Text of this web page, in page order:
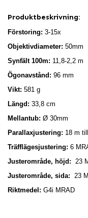
Produktbeskrivning:
Förstoring: 3-15x
Objektivdiameter: 50mm
Synfält 100m: 11,8-2,2 m
Ögonavstånd: 96 mm
Vikt: 581 g
Längd: 33,8 cm
Mellantub: Ø 30mm
Parallaxjustering: 18 m
Träfflägesjustering: 6
Justerområde, höjd: 23
Justerområde, sida:
23
Riktmedel: G4i MRAD